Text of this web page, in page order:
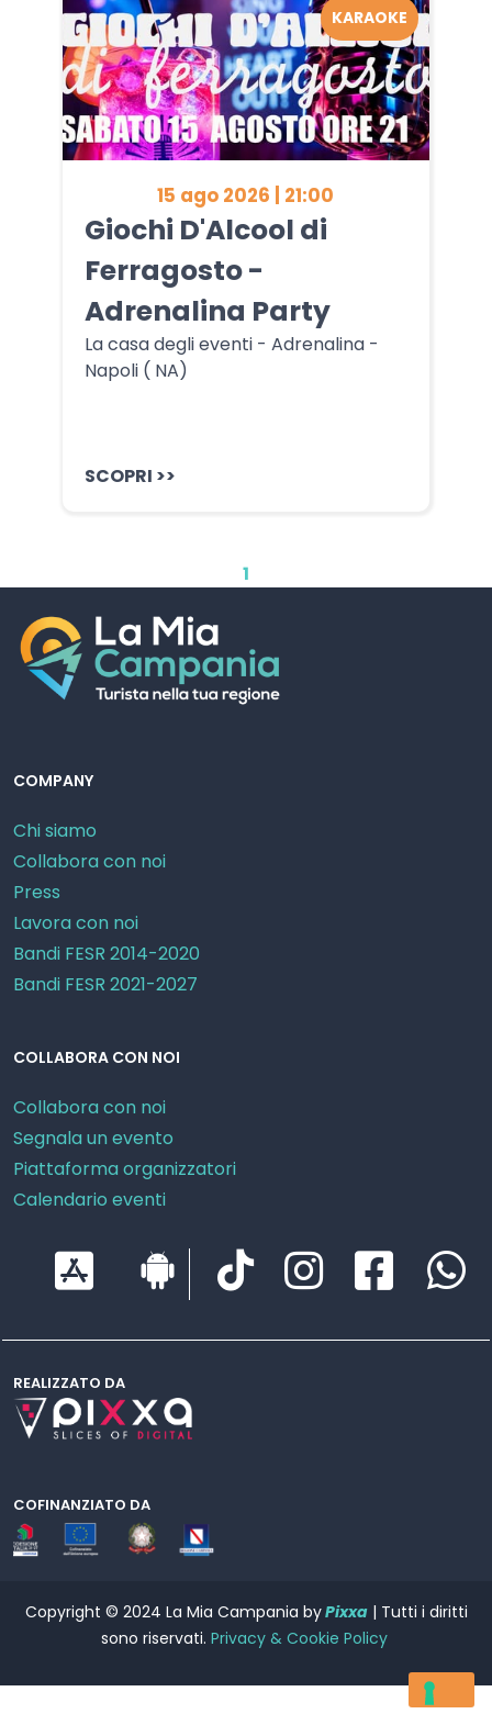
15 ago 2026 | 21:00
Giochi D'Alcool di
Ferragosto -
Adrenalina Party
La casa degli eventi - Adrenalina -
Napoli ( NA)
SCOPRI >>
KARAOKE
1
COMPANY
Chi siamo
Collabora con noi
Press
Lavora con noi
Bandi FESR 2014-2020
Bandi FESR 2021-2027
COLLABORA CON NOI
Collabora con noi
Segnala un evento
Piattaforma organizzatori
Calendario eventi
REALIZZATO DA
COFINANZIATO DA
Copyright © 2024 La Mia Campania byPixxa| Tutti i diritti
sono riservati. Privacy & Cookie Policy